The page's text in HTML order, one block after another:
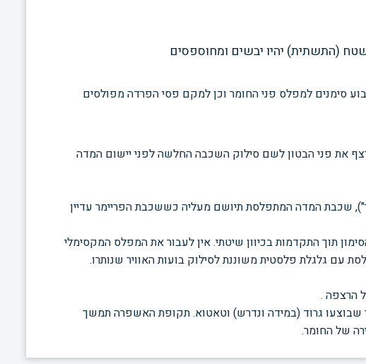
(התשתית) יהיו יבשים ומחוספסים
סימנים למפלס פני החומר וכן למקם פסי הפרדה מפולסים
את פני הבטון לשם סילוק השכבה החלשה לפני יישום המדה
שכבת המדה המתפלסת תיושם מעליה כששכבת הפריימר עדיין
תוך התקדמות בכיוון שיטתי. אין לעבור את המפלס המקסימלי
עם גלגלת פלסטית משוננת לסילוק בועות האוויר שנותרו.
הרצפה .
שבוצעו גרוד (במידה ונדרש) וטאטוא. תקופת האשפרה תמשך
של החומר.